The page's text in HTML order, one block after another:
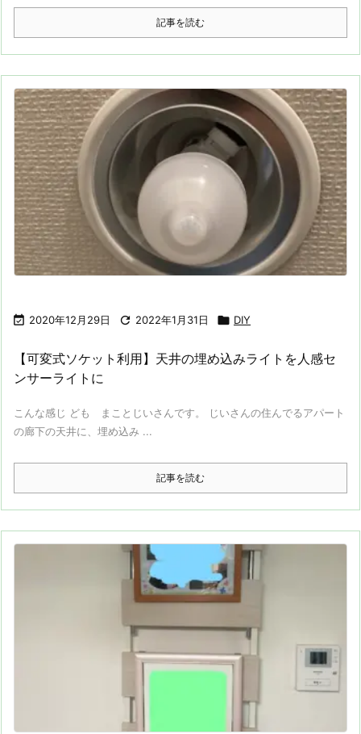
記事を読む
 2020年12月29日  2022年1月31日  DIY
【可変式ソケット利用】天井の埋め込みライトを人感セ
ンサーライトに
こんな感じ ども まことじいさんです。 じいさんの住んでるアパート
の廊下の天井に、埋め込み ...
記事を読む